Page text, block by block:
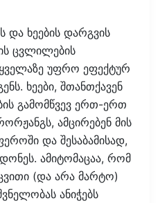
და ხეების დარგვის
ცვლილების
უფრო ეფექტურ
ხეები, შთანთქავენ
გამომწვევ ერთ-ერთ
ამცირებენ მის
და შესაბამისად,
ამიტომაცაა, რომ
(და არა მარტო)
ანიჭებს